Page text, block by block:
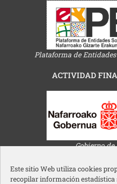
Este sitio Web utiliza cookies
recopilar información estadística
Plataforma de
ACTIVIDAD
Gobierno de